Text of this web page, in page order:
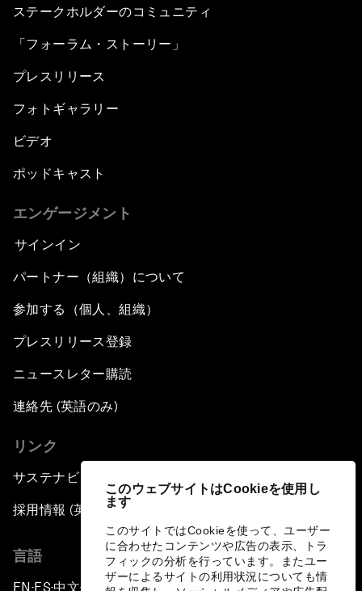
このウェブサイトはCookieを使用し
ます
このサイトではCookieを使って、ユーザー
に合わせたコンテンツや広告の表示、トラ
フィックの分析を行っています。またユー
ザーによるサイトの利用状況についても情
ステークホルダーのコミュニティ
「フォーラム・ストーリー」
プレスリリース
フォトギャラリー
ビデオ
ポッドキャスト
エンゲージメント
サインイン
パートナー（組織）について
参加する（個人、組織）
プレスリリース登録
ニュースレター購読
連絡先 (英語のみ)
リンク
サステナビリティへの取り組み
採用情報 (英語のみ)
言語
EN ▪ES▪中文▪ 日本語